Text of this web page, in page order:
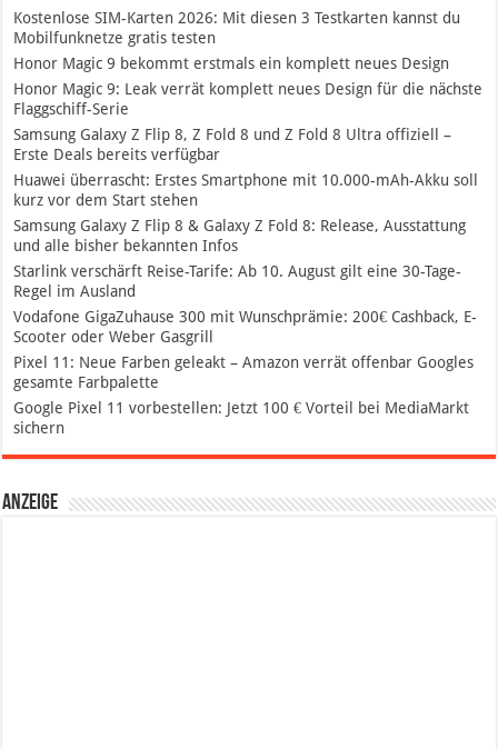
Kostenlose SIM-Karten 2026: Mit diesen 3 Testkarten kannst du
Mobilfunknetze gratis testen
Honor Magic 9 bekommt erstmals ein komplett neues Design
Honor Magic 9: Leak verrät komplett neues Design für die nächste
Flaggschiff-Serie
Samsung Galaxy Z Flip 8, Z Fold 8 und Z Fold 8 Ultra offiziell –
Erste Deals bereits verfügbar
Huawei überrascht: Erstes Smartphone mit 10.000-mAh-Akku soll
kurz vor dem Start stehen
Samsung Galaxy Z Flip 8 & Galaxy Z Fold 8: Release, Ausstattung
und alle bisher bekannten Infos
Starlink verschärft Reise-Tarife: Ab 10. August gilt eine 30-Tage-
Regel im Ausland
Vodafone GigaZuhause 300 mit Wunschprämie: 200€ Cashback, E-
Scooter oder Weber Gasgrill
Pixel 11: Neue Farben geleakt – Amazon verrät offenbar Googles
gesamte Farbpalette
Google Pixel 11 vorbestellen: Jetzt 100 € Vorteil bei MediaMarkt
sichern
Anzeige